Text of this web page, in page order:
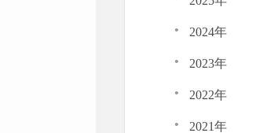
· 2024年
· 2023年
· 2022年
· 2021年